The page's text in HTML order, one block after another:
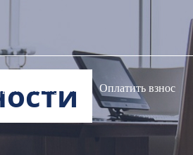
Оплатить взнос